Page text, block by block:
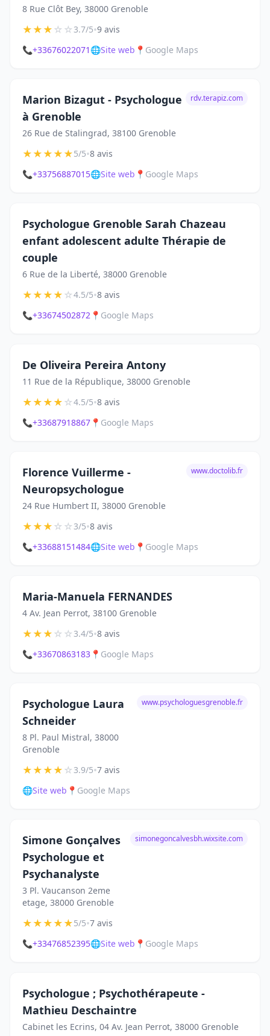
8 Rue Clôt Bey, 38000 Grenoble
★★★☆☆3.7/5•9 avis
📞+33676022071 🌐Site web 📍 Google Maps
Marion Bizagut - Psychologue
à Grenoble
26 Rue de Stalingrad, 38100 Grenoble
rdv.terapiz.com
★★★★★5/5•8 avis
📞+33756887015🌐Site web 📍 Google Maps
Psychologue Grenoble Sarah Chazeau
enfant adolescent adulte Thérapie de
couple
6 Rue de la Liberté, 38000 Grenoble
★★★★☆4.5/5•8 avis
📞+33674502872 📍 Google Maps
De Oliveira Pereira Antony
11 Rue de la République, 38000 Grenoble
★★★★☆4.5/5•8 avis
📞+33687918867 📍 Google Maps
Florence Vuillerme -
Neuropsychologue
24 Rue Humbert II, 38000 Grenoble
www.doctolib.fr
★★★☆☆3/5•8 avis
📞+33688151484🌐Site web 📍 Google Maps
Maria-Manuela FERNANDES
4 Av. Jean Perrot, 38100 Grenoble
★★★☆☆3.4/5•8 avis
📞+33670863183 📍 Google Maps
Psychologue Laura
Schneider
8 Pl. Paul Mistral, 38000
Grenoble
www.psychologuesgrenoble.fr
★★★★☆3.9/5•7 avis
🌐Site web 📍 Google Maps
Simone Gonçalves
Psychologue et
Psychanalyste
3 Pl. Vaucanson 2eme
etage, 38000 Grenoble
simonegoncalvesbh.wixsite.com
★★★★★5/5•7 avis
📞+33476852395🌐Site web 📍 Google Maps
Psychologue ; Psychothérapeute -
Mathieu Deschaintre
Cabinet les Ecrins, 04 Av. Jean Perrot, 38000 Grenoble